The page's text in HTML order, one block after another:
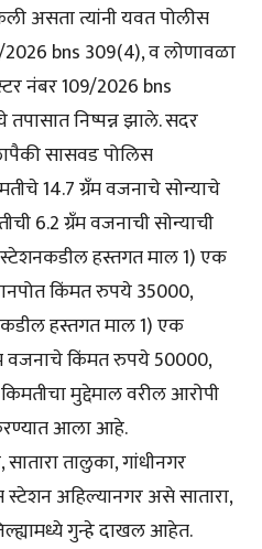
असता त्यांनी यवत पोलीस
2026 bns 309(4), व लोणावळा
नंबर 109/2026 bns
निष्पन्न झाले. सदर
सासवड पोलिस
14.7 ग्रँम वजनाचे सोन्याचे
6.2 ग्रँम वजनाची सोन्याची
हस्तगत माल 1) एक
किंमत रुपये 35000,
हस्तगत माल 1) एक
वजनाचे किंमत रुपये 50000,
मुद्देमाल वरील आरोपी
आला आहे.
तालुका, गांधीनगर
अहिल्यानगर असे सातारा,
गुन्हे दाखल आहेत.